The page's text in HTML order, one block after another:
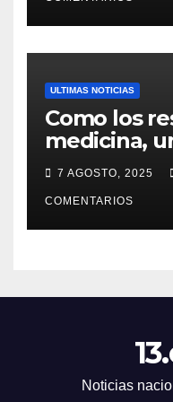
ULTIMAS NOTICIAS
Como los
medicina,
trampa en
obtener un
Fe y fue
7 AGOSTO, 2025
COMENTARIOS
Noticias